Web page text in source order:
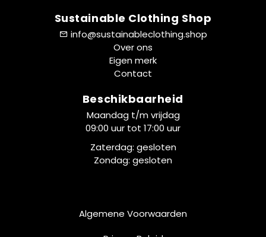
Sustainable Clothing Shop
info@sustainableclothing.shop
Over ons
Eigen merk
Contact
Beschikbaarheid
Maandag t/m vrijdag
09:00 uur tot 17:00 uur
Zaterdag: gesloten
Zondag: gesloten
Algemene Voorwaarden